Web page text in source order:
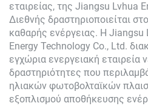
εταιρείας, της Jiangsu Lvhua
Διεθνής δραστηριοποιείται
καθαρής ενέργειας. Η
Energy Technology Co., Ltd.
εγχώρια ενεργειακή εταιρεία
δραστηριότητες που
ηλιακών φωτοβολταϊκών
εξοπλισμού αποθήκευσης